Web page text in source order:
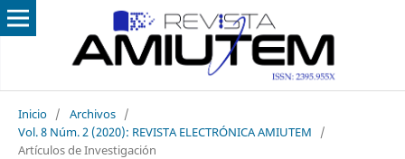
Inicio / Archivos /
Vol. 8 Núm. 2 (2020): REVISTA ELECTRÓNICA AMIUTEM
/
Artículos de Investigación